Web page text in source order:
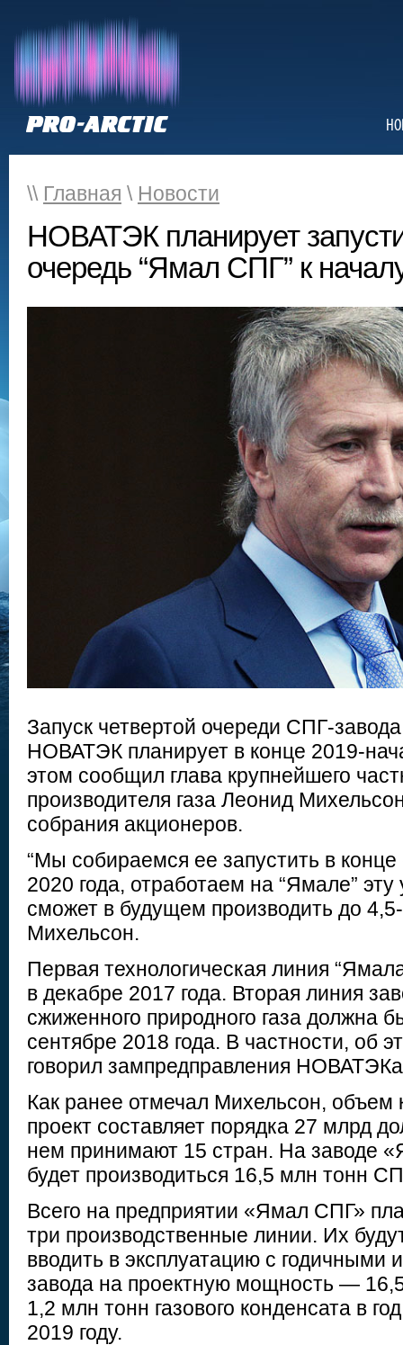
\\ Главная \ Новости
НОВАТЭК планирует
очередь “Ямал СПГ” к
Запуск четвертой очереди СПГ-
НОВАТЭК планирует в конце 2019-
этом сообщил глава крупнейшего
производителя газа Леонид
собрания акционеров.
“Мы собираемся ее запустить в
2020 года, отработаем на “Ямале” эту
сможет в будущем производить до
Михельсон.
Первая технологическая линия
в декабре 2017 года. Вторая линия
сжиженного природного газа должна
сентябре 2018 года. В частности, об
говорил зампредправления
Как ранее отмечал Михельсон, объем
проект составляет порядка 27 млрд
нем принимают 15 стран. На заводе
будет производиться 16,5 млн тонн
Всего на предприятии «Ямал СПГ»
три производственные линии. Их
вводить в эксплуатацию с годичными
завода на проектную мощность —
1,2 млн тонн газового конденсата в
2019 году.